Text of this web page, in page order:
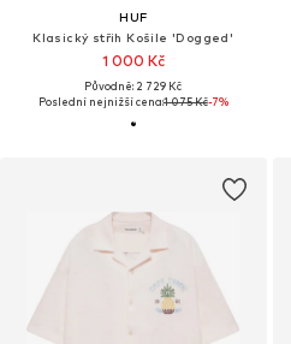
HUF
Klasický střih Košile 'Dogged'
1 000 Kč
Původně: 2 729 Kč
Poslední nejnižší cena:1 075 Kč-7%